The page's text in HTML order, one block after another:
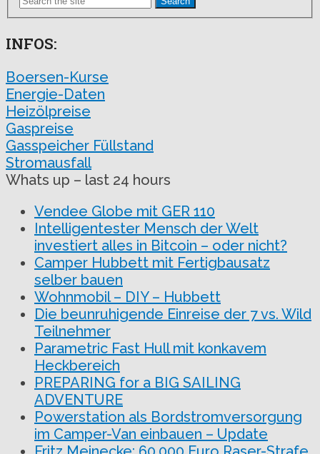
INFOS:
Boersen-Kurse
Energie-Daten
Heizölpreise
Gaspreise
Gasspeicher Füllstand
Stromausfall
Whats up – last 24 hours
Vendee Globe mit GER 110
Intelligentester Mensch der Welt
investiert alles in Bitcoin – oder nicht?
Camper Hubbett mit Fertigbausatz
selber bauen
Wohnmobil – DIY – Hubbett
Die beunruhigende Einreise der 7 vs. Wild
Teilnehmer
Parametric Fast Hull mit konkavem
Heckbereich
PREPARING for a BIG SAILING
ADVENTURE
Powerstation als Bordstromversorgung
im Camper-Van einbauen – Update